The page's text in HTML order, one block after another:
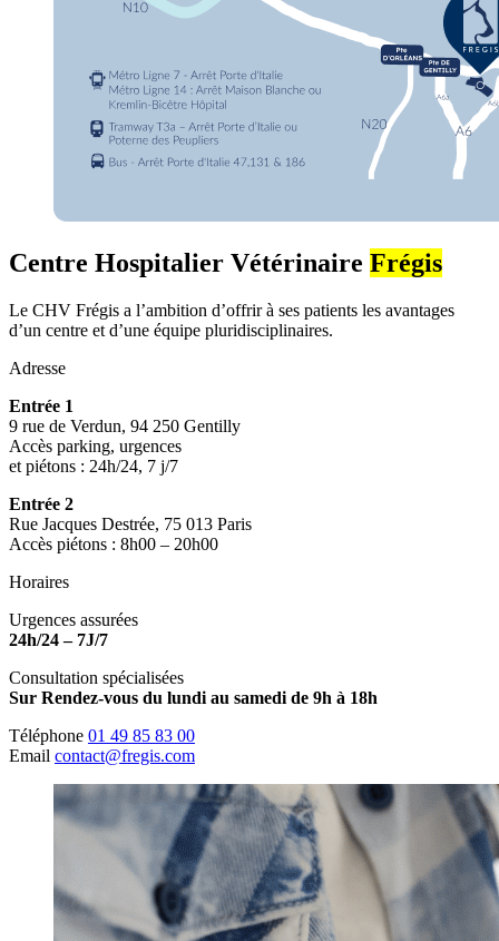
Centre Hospitalier Vétérinaire Frégis
Le CHV Frégis a l’ambition d’offrir à ses patients les avantages
d’un centre et d’une équipe pluridisciplinaires.
Adresse
Entrée 1
9 rue de Verdun, 94 250 Gentilly
Accès parking, urgences
et piétons : 24h/24, 7 j/7
Entrée 2
Rue Jacques Destrée, 75 013 Paris
Accès piétons : 8h00 – 20h00
Horaires
Urgences assurées
24h/24 – 7J/7
Consultation spécialisées
Sur Rendez-vous du lundi au samedi de 9h à 18h
Téléphone 01 49 85 83 00
Email contact@fregis.com